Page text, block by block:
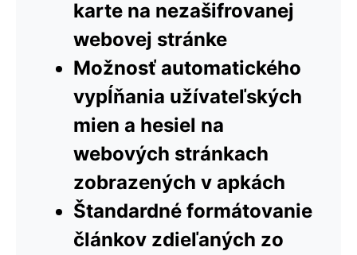
karte na nezašifrovanej
webovej stránke
Možnosť automatického
vypĺňania užívateľských
mien a hesiel na
webových stránkach
zobrazených v apkách
Štandardné formátovanie
článkov zdieľaných zo